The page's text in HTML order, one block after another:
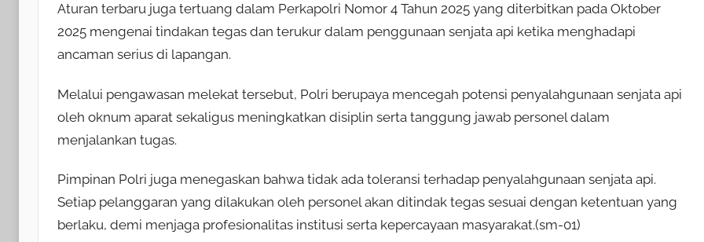
Aturan terbaru juga tertuang dalam Perkapolri Nomor 4 Tahun 2025 yang diterbitkan pada Oktober
2025 mengenai tindakan tegas dan terukur dalam penggunaan senjata api ketika menghadapi
ancaman serius di lapangan.
Melalui pengawasan melekat tersebut, Polri berupaya mencegah potensi penyalahgunaan senjata api
oleh oknum aparat sekaligus meningkatkan disiplin serta tanggung jawab personel dalam
menjalankan tugas.
Pimpinan Polri juga menegaskan bahwa tidak ada toleransi terhadap penyalahgunaan senjata api.
Setiap pelanggaran yang dilakukan oleh personel akan ditindak tegas sesuai dengan ketentuan yang
berlaku, demi menjaga profesionalitas institusi serta kepercayaan masyarakat.(sm-01)